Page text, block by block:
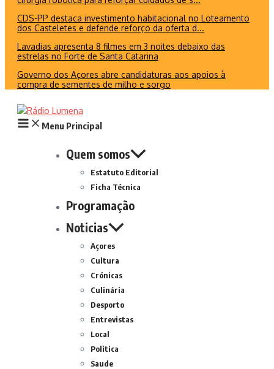
CDS-PP destaca investimento habitacional no Loteamento
dos Casteletes e defende reforço da oferta d...
Lavadias apresenta 8 filmes em 3 noites debaixo das
estrelas no Forte de Santa Catarina
Governo dos Açores abre candidaturas aos apoios à
compra de sementes de milho e sorgo
Menu Principal
Quem somos
Estatuto Editorial
Ficha Técnica
Programação
Noticias
Açores
Cultura
Crónicas
Culinária
Desporto
Entrevistas
Local
Politica
Saude